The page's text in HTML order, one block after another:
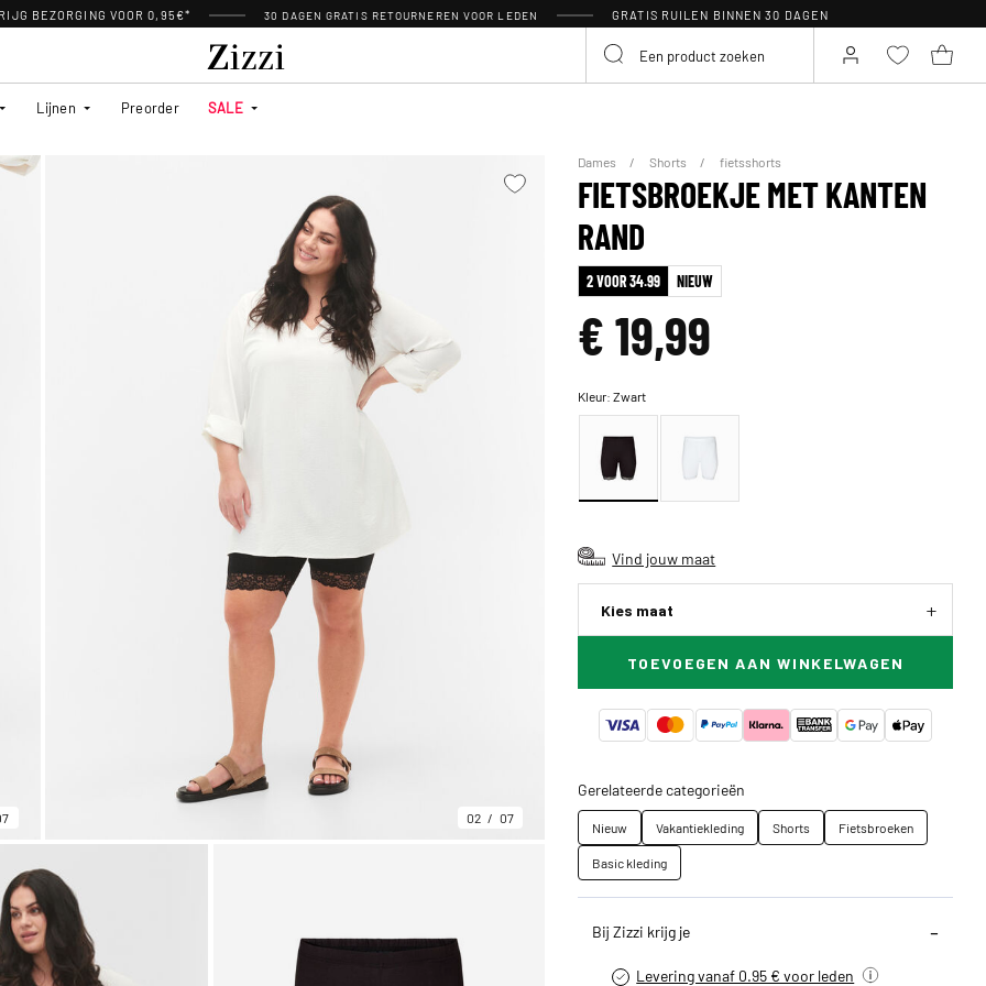
BEZORGING VOOR 0,95€* 30 DAGEN GRATIS RETOURNEREN VOOR LEDEN GRATIS RUILEN BINNEN 30 DAGEN
Lijnen Preorder SALE
02 07
Dames Shorts fietsshorts
FIETSBROEKJE MET KANTEN
RAND
2 VOOR 34.99 NIEUW
€ 19,99
Kleur:Zwart
Vind jouw maat
Kies maat
TOEVOEGEN AAN WINKELWAGEN
Gerelateerde categorieën
Nieuw Vakantiekleding Shorts
Fietsbroeken
Basic kleding
Bij Zizzi krijg je
Levering vanaf 0.95 € voor leden